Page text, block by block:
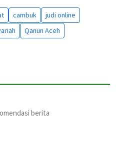
cambuk
judi online
Qanun Aceh
berita